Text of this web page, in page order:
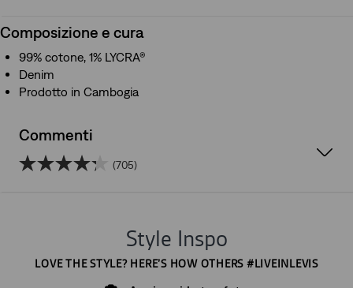
Composizione e cura
99% cotone, 1% LYCRA®
Denim
Prodotto in Cambogia
Commenti
(705)
stelle.